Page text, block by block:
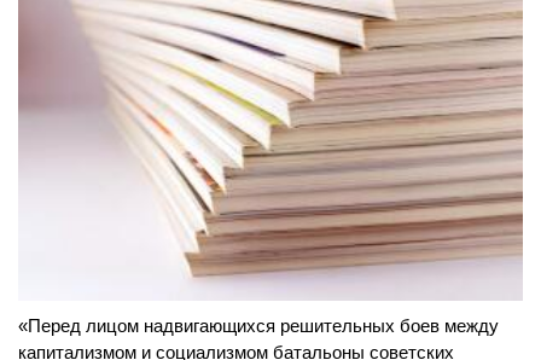
«Перед лицом надвигающихся решительных боев между
капитализмом и социализмом батальоны советских